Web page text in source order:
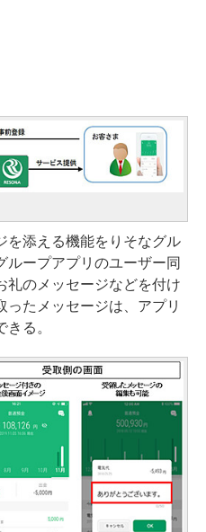
を添える機能をりそなグル
ループアプリのユーザー同
礼のメッセージなどを付け
ったメッセージは、アプリ
る。